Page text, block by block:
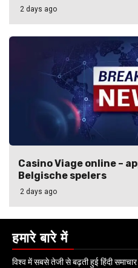
2 days ago
Casino Viage online –
Belgische spelers
2 days ago
हमारे बारे में
विश्व में सबसे तेजी से बढ़ती हुई हिंदी